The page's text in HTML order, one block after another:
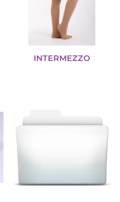
INTERMEZZO